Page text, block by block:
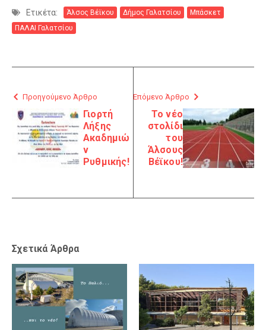
Ετικέτα: Άλσος Βέϊκου Δήμος Γαλατσίου
Μπάσκετ
ΠΑΛΑΙ Γαλατσίου
Προηγούμενο Άρθρο
Γιορτή
Λήξης
Ακαδημιώ
ν
Ρυθμικής!
Επόμενο Άρθρο
Το νέο
στολίδι
του
Άλσους
Βέϊκου!
Σχετικά Άρθρα